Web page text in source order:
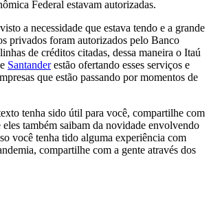
Federal estavam autorizadas.
a necessidade que estava tendo e a grande
privados foram autorizados pelo Banco
de créditos citadas, dessa maneira o Itaú
e Santanderestão ofertando esses serviços e
que estão passando por momentos de
tenha sido útil para você, compartilhe com
eles também saibam da novidade envolvendo
você tenha tido alguma experiência com
compartilhe com a gente através dos